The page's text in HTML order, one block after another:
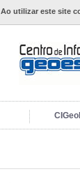
Ao utilizar este site